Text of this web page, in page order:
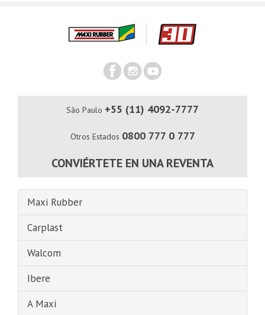
São Paulo +55 (11) 4092-7777
Otros Estados 0800 777 0 777
CONVIÉRTETE EN UNA REVENTA
Maxi Rubber
Carplast
Walcom
Ibere
A Maxi